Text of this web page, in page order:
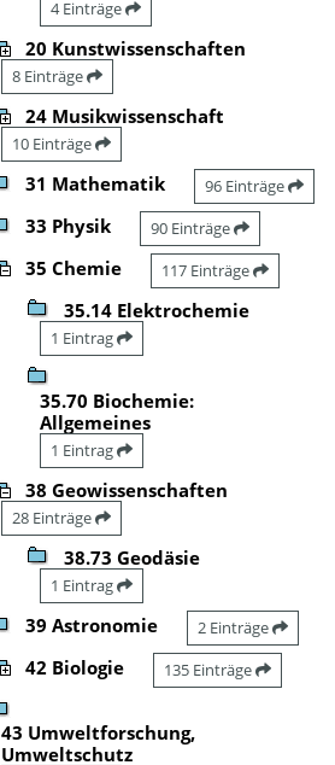
4 Einträge
20 Kunstwissenschaften
8 Einträge
24 Musikwissenschaft
10 Einträge
31 Mathematik 96 Einträge
33 Physik 90 Einträge
35 Chemie 117 Einträge
35.14 Elektrochemie
1 Eintrag
35.70 Biochemie:
Allgemeines
1 Eintrag
38 Geowissenschaften
28 Einträge
38.73 Geodäsie
1 Eintrag
39 Astronomie 2 Einträge
42 Biologie 135 Einträge
43 Umweltforschung,
Umweltschutz